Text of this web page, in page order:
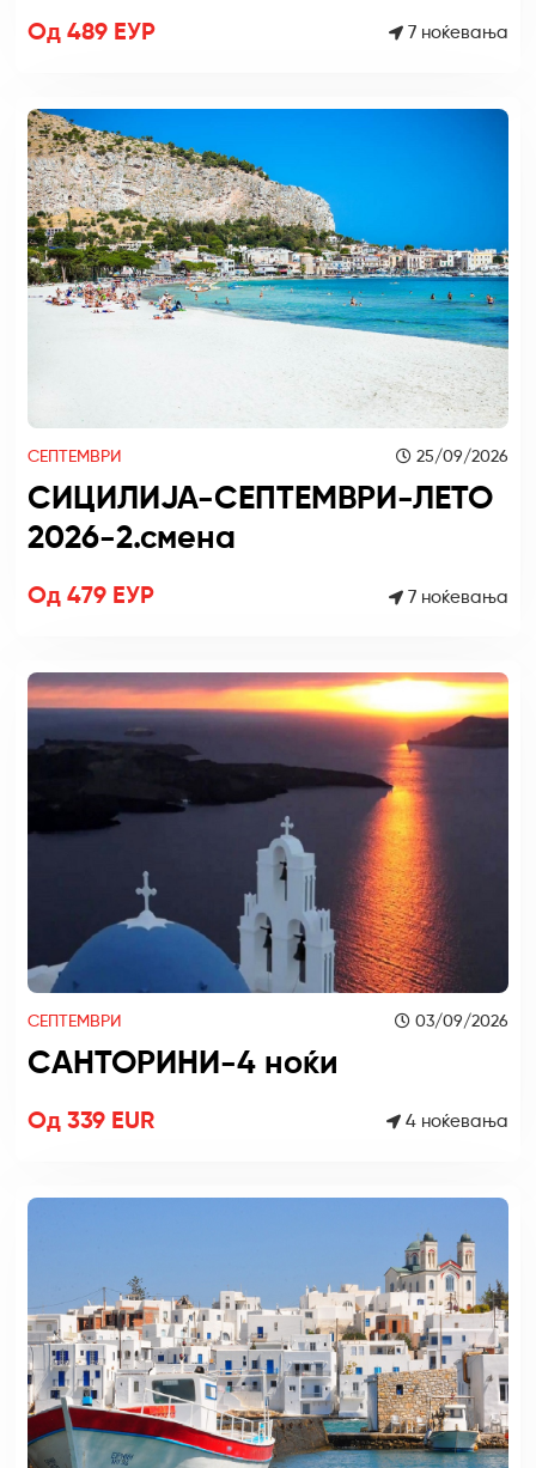
Од 489 ЕУР 7 ноќевања
СЕПТЕМВРИ 25/09/2026
СИЦИЛИЈА-СЕПТЕМВРИ-ЛЕТО
2026-2.смена
Од 479 ЕУР 7 ноќевања
СЕПТЕМВРИ 03/09/2026
САНТОРИНИ-4 ноќи
Од 339 EUR 4 ноќевања